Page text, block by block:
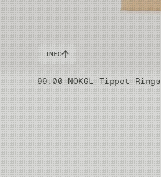
INFO
99.00 NOKGL Tippet Rings